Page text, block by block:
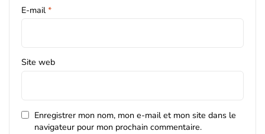
E-mail*
Site web
Enregistrer mon nom, mon e-mail et mon site dans le
navigateur pour mon prochain commentaire.